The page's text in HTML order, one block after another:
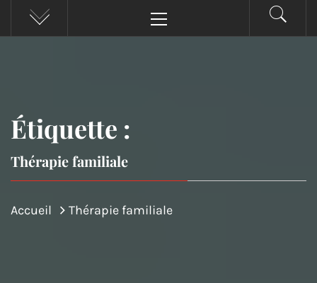
principal
Étiquette :
Thérapie familiale
Accueil Thérapie familiale